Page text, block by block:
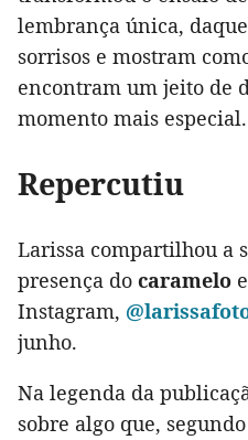
lembrança única,
sorrisos e mostram
encontram um jeito de
momento mais especial.
Repercutiu
Larissa compartilhou a
presença do caramelo
Instagram,
junho.
Na legenda da
sobre algo que,